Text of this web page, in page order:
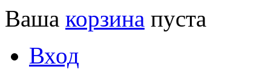
Ваша корзина пуста
Вход